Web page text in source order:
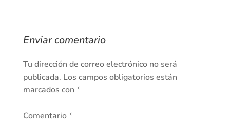
Enviar comentario
Tu dirección de correo electrónico no será
publicada. Los campos obligatorios están
marcados con *
Comentario*